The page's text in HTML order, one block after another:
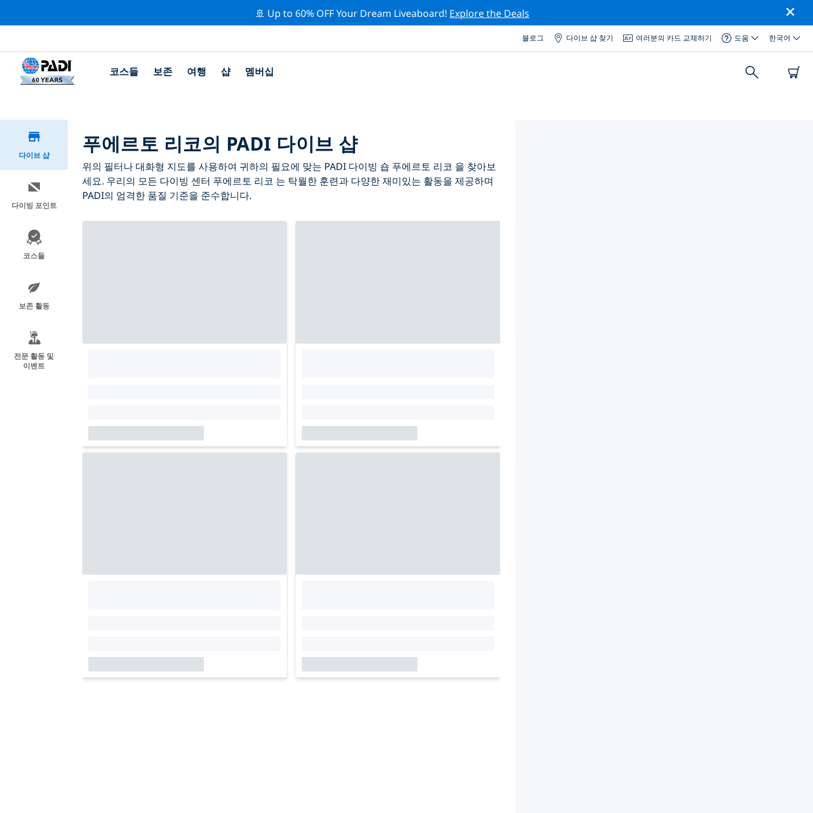
🚢 Up to 60% OFF Your Dream Liveaboard! Explore the Deals
블로그 다이브 샵 찾기 여러분의 카드 교체하기 도움 한국어
코스들 보존 여행 샵 멤버십
다이브 샵
다이빙 포인트
코스들
보존 활동
전문 활동 및
이벤트
푸에르토 리코의 PADI 다이브 샵
위의 필터나 대화형 지도를 사용하여 귀하의 필요에 맞는 PADI 다이빙 숍 푸에르토 리코 을 찾아보
세요. 우리의 모든 다이빙 센터 푸에르토 리코 는 탁월한 훈련과 다양한 재미있는 활동을 제공하며
PADI의 엄격한 품질 기준을 준수합니다.